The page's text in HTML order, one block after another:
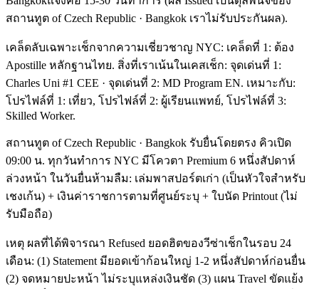
สถานทูต of Czech Republic · Bangkok เราไม่รับประกันผล).
เคล็ดลับเฉพาะเช็กจากความเชี่ยวชาญ NYC: เคล็ดที่ 1: ต้อง
Apostille หลักฐานไทย. สิ่งที่เราเน้นในเคสเช็ก: จุดเด่นที่ 1:
Charles Uni #1 CEE · จุดเด่นที่ 2: MD Program EN. เหมาะกับ:
โปรไฟล์ที่ 1: เที่ยว, โปรไฟล์ที่ 2: ผู้เรียนแพทย์, โปรไฟล์ที่ 3:
Skilled Worker.
สถานทูต of Czech Republic · Bangkok รับยื่นโดยตรง คิวเปิด
09:00 น. ทุกวันทำการ NYC มีโควตา Premium 6 หนึ่งสัปดาห์
ล่วงหน้า ในวันยื่นห้ามลืม: เล่มพาสปอร์ตเก่า (เป็นหัวใจสำหรับ
เชงเก้น) + เงินค่าราชการตามที่ศูนย์ระบุ + ใบนัด Printout (ไม่
รับมือถือ)
เหตุ ผลที่ได้พิจารณา Refused ยอดฮิตของวีซ่าเช็กในรอบ 24
เดือน: (1) Statement มียอดเข้าก้อนใหญ่ 1-2 หนึ่งสัปดาห์ก่อนยื่น
(2) จดหมายปะหน้า ไม่ระบุแหล่งเงินชัด (3) แผน Travel ขัดแย้ง